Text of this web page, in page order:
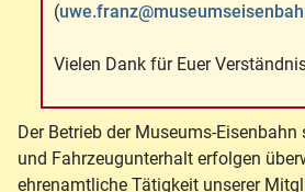
(
Vielen Dank für Euer
Der Betrieb der Museums-Eisenbahn
und Fahrzeugunterhalt erfolgen
ehrenamtliche Tätigkeit unserer